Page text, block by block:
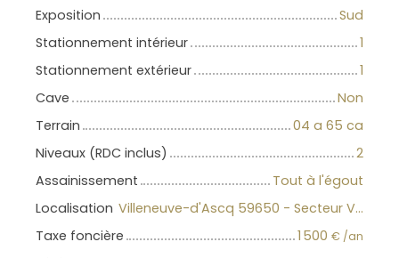
Exposition
Sud
Stationnement intérieur
1
Stationnement extérieur
1
Cave
Non
Terrain
04 a 65 ca
Niveaux (RDC inclus)
2
Assainissement
Tout à l'égout
Localisation
Villeneuve-d'Ascq 59650 - Secteur Villeneuve d'Ascq
Taxe foncière
1 500 € /an